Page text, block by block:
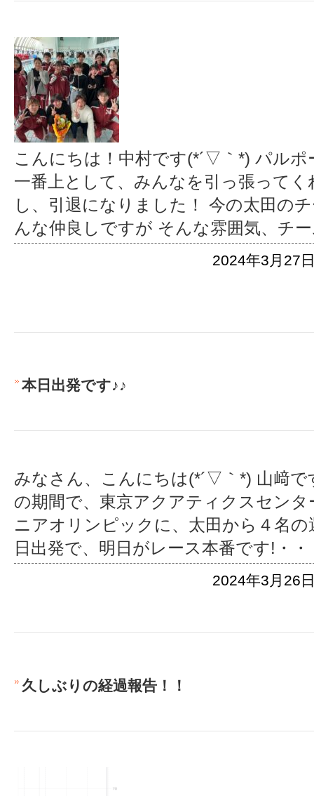
こんにちは！中村です(*´▽｀*) パル
一番上として、みんなを引っ張って
し、引退になりました！ 今の太田の
んな仲良しですが そんな雰囲気、チ
2024年3月27
本日出発です♪♪
みなさん、こんにちは(*´▽｀*) 山﨑で
の期間で、東京アクアティクスセン
ニアオリンピックに、太田から４名
日出発で、明日がレース本番です! ・
2024年3月26
久しぶりの経過報告！！